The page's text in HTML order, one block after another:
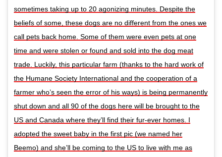
sometimes taking up to 20 agonizing minutes. Despite the
beliefs of some, these dogs are no different from the ones we
call pets back home. Some of them were even pets at one
time and were stolen or found and sold into the dog meat
trade. Luckily, this particular farm (thanks to the hard work of
the Humane Society International and the cooperation of a
farmer who’s seen the error of his ways) is being permanently
shut down and all 90 of the dogs here will be brought to the
US and Canada where they’ll find their fur-ever homes. I
adopted the sweet baby in the first pic (we named her
Beemo) and she’ll be coming to the US to live with me as